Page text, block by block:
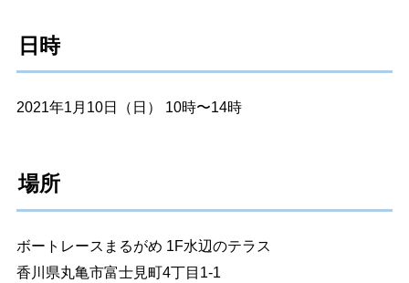
日時
2021年1月10日（日） 10時〜14時
場所
ボートレースまるがめ 1F水辺のテラス
香川県丸亀市富士見町4丁目1-1